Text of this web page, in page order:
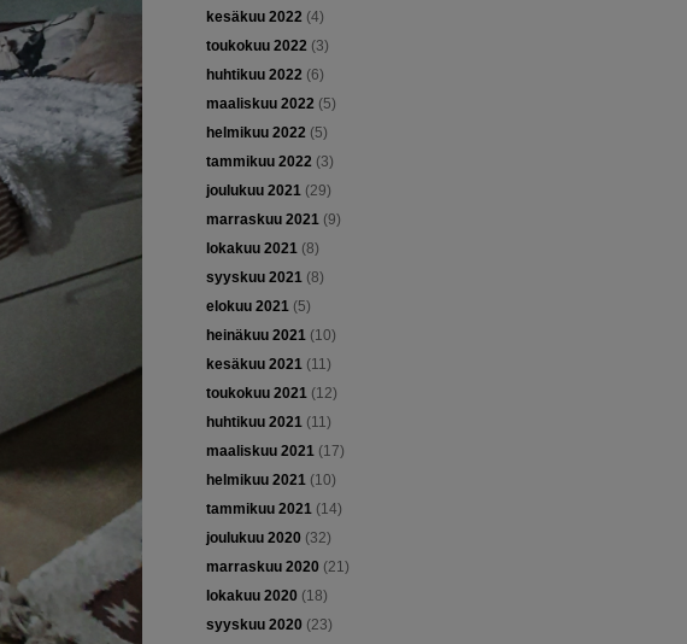
kesäkuu 2022(4)
toukokuu 2022(3)
huhtikuu 2022(6)
maaliskuu 2022(5)
helmikuu 2022(5)
tammikuu 2022(3)
joulukuu 2021(29)
marraskuu 2021(9)
lokakuu 2021(8)
syyskuu 2021(8)
elokuu 2021(5)
heinäkuu 2021(10)
kesäkuu 2021(11)
toukokuu 2021(12)
huhtikuu 2021(11)
maaliskuu 2021(17)
helmikuu 2021(10)
tammikuu 2021(14)
joulukuu 2020 (32)
marraskuu 2020 (21)
lokakuu 2020 (18)
syyskuu 2020 (23)